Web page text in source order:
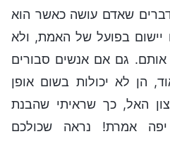
שאדם עושה כאשר הוא
יישום בפועל של האמת, ולא
אותם. גם אם אנשים סבורים
הן לא יכולות בשום אופן
האל, כך שראיתי שהבנת
אמרת! נראה שכולכם